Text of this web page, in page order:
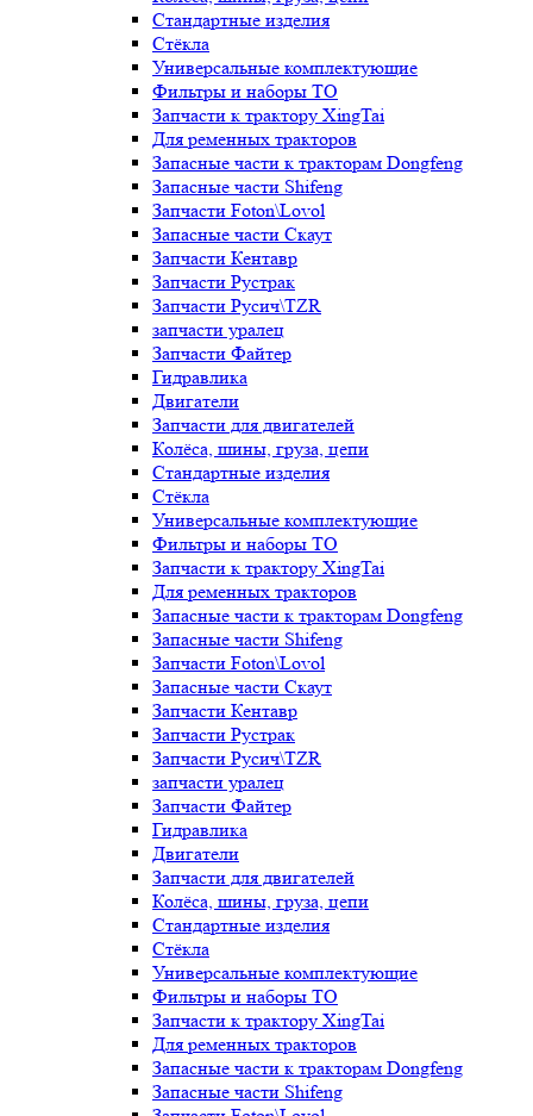
Стандартные изделия
Стёкла
Универсальные комплектующие
Фильтры и наборы ТО
Запчасти к трактору XingTai
Для ременных тракторов
Запасные части к тракторам Dongfeng
Запасные части Shifeng
Запчасти Foton\Lovol
Запасные части Скаут
Запчасти Кентавр
Запчасти Рустрак
Запчасти Русич\TZR
запчасти уралец
Запчасти Файтер
Гидравлика
Двигатели
Запчасти для двигателей
Колёса, шины, груза, цепи
Стандартные изделия
Стёкла
Универсальные комплектующие
Фильтры и наборы ТО
Запчасти к трактору XingTai
Для ременных тракторов
Запасные части к тракторам Dongfeng
Запасные части Shifeng
Запчасти Foton\Lovol
Запасные части Скаут
Запчасти Кентавр
Запчасти Рустрак
Запчасти Русич\TZR
запчасти уралец
Запчасти Файтер
Гидравлика
Двигатели
Запчасти для двигателей
Колёса, шины, груза, цепи
Стандартные изделия
Стёкла
Универсальные комплектующие
Фильтры и наборы ТО
Запчасти к трактору XingTai
Для ременных тракторов
Запасные части к тракторам Dongfeng
Запасные части Shifeng